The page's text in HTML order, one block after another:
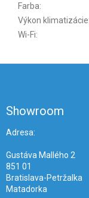
Farba:
Výkon klimatizácie
Wi-Fi:
Showroom
Adresa:
Gustáva Mallého 2
851 01
Bratislava-Petržalka
Matadorka